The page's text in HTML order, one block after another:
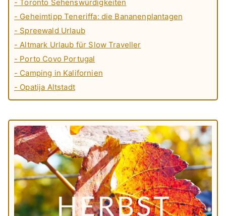
- Toronto Sehenswürdigkeiten
- Geheimtipp Teneriffa: die Bananenplantagen
- Spreewald Urlaub
- Altmark Urlaub für Slow Traveller
- Porto Covo Portugal
- Camping in Kalifornien
- Opatija Altstadt